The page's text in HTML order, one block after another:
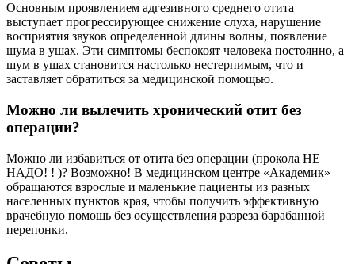
Основным проявлением адгезивного среднего отита
выступает прогрессирующее снижение слуха, нарушение
восприятия звуков определенной длины волны, появление
шума в ушах. Эти симптомы беспокоят человека постоянно, а
шум в ушах становится настолько нестерпимым, что и
заставляет обратиться за медицинской помощью.
Можно ли вылечить хронический отит без
операции?
Можно ли избавиться от отита без операции (прокола НЕ
НАДО! ! )? Возможно! В медицинском центре «Академик»
обращаются взрослые и маленькие пациенты из разных
населенных пунктов края, чтобы получить эффективную
врачебную помощь без осуществления разреза барабанной
перепонки.